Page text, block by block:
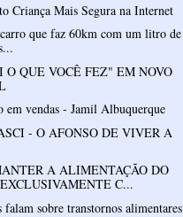
Criança Mais Segura na Internet
que faz 60km com um litro de
O QUE VOCÊ FEZ" EM NOVO
em vendas - Jamil Albuquerque
- O AFONSO DE VIVER A
A ALIMENTAÇÃO DO
C...
falam sobre transtornos alimentares